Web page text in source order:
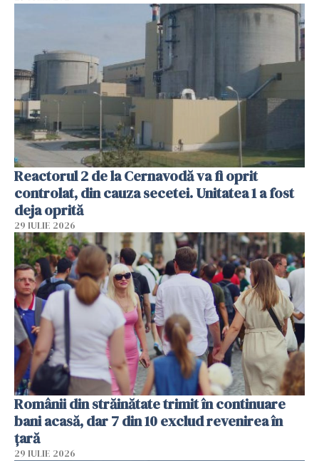
Reactorul 2 de la Cernavodă va fi oprit
controlat, din cauza secetei. Unitatea 1 a fost
deja oprită
29 IULIE 2026
Românii din străinătate trimit în continuare
bani acasă, dar 7 din 10 exclud revenirea în
țară
29 IULIE 2026